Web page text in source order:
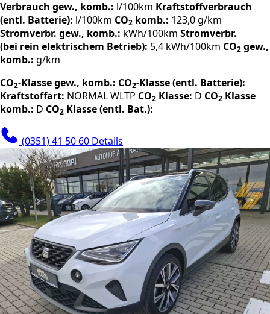
Verbrauch gew., komb.: l/100km Kraftstoffverbrauch
(entl. Batterie): l/100km CO2 komb.: 123,0 g/km
Stromverbr. gew., komb.: kWh/100km Stromverbr.
(bei rein elektrischem Betrieb): 5,4 kWh/100km CO2 gew.,
komb.: g/km
CO2-Klasse gew., komb.: CO2-Klasse (entl. Batterie):
Kraftstoffart: NORMALWLTP CO2 Klasse: D CO2 Klasse
komb.: D CO2 Klasse (entl. Bat.):
(0351) 41 50 60 Details